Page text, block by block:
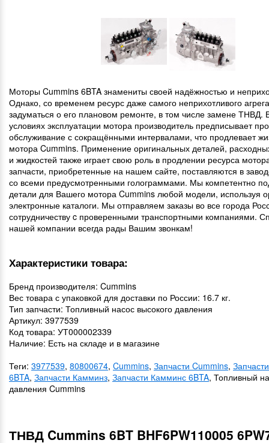
Моторы Cummins 6BTA знамениты своей надёжностью и
Однако, со временем ресурс даже самого неприхотливого
задуматься о его плановом ремонте, в том числе замене ТНВД.
условиях эксплуатации мотора производитель предписывает
обслуживание с сокращёнными интервалами, что продлевает
мотора Cummins. Применение оригинальных деталей,
и жидкостей также играет свою роль в продлении ресурса
запчасти, приобретенные на нашем сайте, поставляются в
со всеми предусмотренными голограммами. Мы компетентно
детали для Вашего мотора Cummins любой модели, используя
электронные каталоги. Мы отправляем заказы во все города
сотрудничеству c проверенными транспортными компаниями.
нашей компании всегда рады Вашим звонкам!
Характеристики товара:
Бренд производителя: Cummins
Вес товара с упаковкой для доставки по России: 16.7 кг.
Тип запчасти: Топливный насос высокого давления
Артикул: 3977539
Код товара: УТ000002339
Наличие: Есть на складе и в магазине
Теги: 3977539, 80800674, Cummins, Запчасти Cummins,
6BTA, Запчасти Камминз, Запчасти Камминс 6BTA, Топливный
давления Cummins
ТНВД Cummins 6BT BHF6PW110005